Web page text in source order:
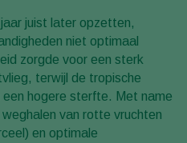
juist later opzetten,
niet optimaal
zorgde voor een sterk
terwijl de tropische
hogere sterfte. Met name
van rotte vruchten
en optimale